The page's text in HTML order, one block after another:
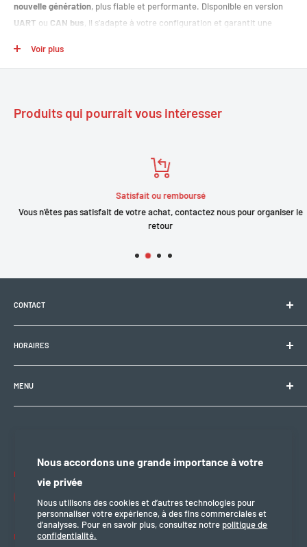
Nous accordons une grande importance à votre
vie privée
Nous utilisons des cookies et d’autres technologies pour
personnaliser votre expérience, à des fins commerciales et
d’analyses. Pour en savoir plus, consultez notre politique de
confidentialité.
nouvelle génération, plus fiable et performante. Disponible en version
UART ou CAN bus , il s’adapte à votre configuration et garantit une
Compatibilité large: BBS01B (36 V), BBS02B (48 V), BBSHD/BBS03
: robustesse et meilleure performance
: modèles en 36 V, 48 V et 52 V
✔️ Communication optimisée (UART ou CAN)
✔️ Remplacement idéal pour redonner vie à votre moteur Bafang
Voir plus
Produits qui pourrait vous intéresser
Satisfait ou remboursé
Vous n'êtes pas satisfait de votre achat, contactez nous pour organiser le
retour
CONTACT
Electrobike Zone Sàrl
1008 Prilly (VD), Suisse
+41 21 946 10 30
HORAIRES
🕘 Lun–Ven : 9h00–12h00 / 14h00–18h30
MENU
Condition générale et de service
Politique de remboursement
mention légal
Nous suivre
Nous acceptons